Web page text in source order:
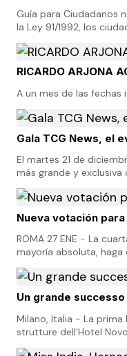
Guía para Ciudadanos
la Ley 91/1992, los
RICARDO ARJONA
A un mes de las fechas
Gala TCG News, el
El martes 21 de
más grande y exclusiva
Nueva votación
ROMA 27 ENE - La
mayoría absoluta, haga
Un grande
Milano, Italia - La
strutture dell'Hotel